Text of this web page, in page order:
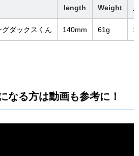
length Weight
ダックスくん 140mm 61g 1
なる方は動画も参考に！